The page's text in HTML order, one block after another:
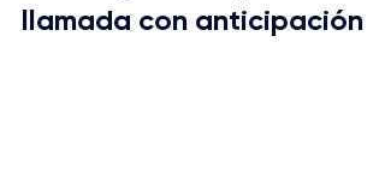
llamada con anticipación